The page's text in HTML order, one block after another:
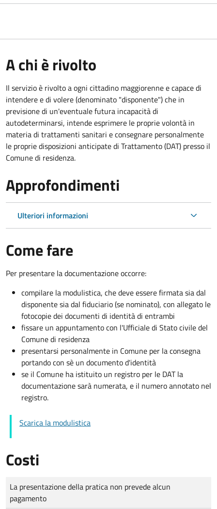
A chi è rivolto
Il servizio è rivolto a ogni cittadino maggiorenne e capace di
intendere e di volere (denominato "disponente") che in
previsione di un'eventuale futura incapacità di
autodeterminarsi, intende esprimere le proprie volontà in
materia di trattamenti sanitari e consegnare personalmente
le proprie disposizioni anticipate di Trattamento (DAT) presso il
Comune di residenza.
Approfondimenti
Ulteriori informazioni
Come fare
Per presentare la documentazione occorre:
compilare la modulistica, che deve essere firmata sia dal
disponente sia dal fiduciario (se nominato), con allegato le
fotocopie dei documenti di identità di entrambi
fissare un appuntamento con l'Ufficiale di Stato civile del
Comune di residenza
presentarsi personalmente in Comune per la consegna
portando con sè un documento d'identità
se il Comune ha istituito un registro per le DAT la
documentazione sarà numerata, e il numero annotato nel
registro.
Scarica la modulistica
Costi
Tipo di pagamento
Importo
La presentazione della pratica non prevede alcun
pagamento